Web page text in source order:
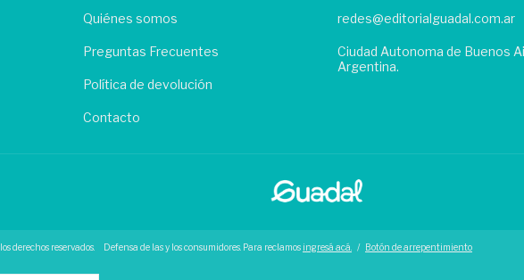
Quiénes somos
Preguntas Frecuentes
Política de devolución
Contacto
redes@editorialguadal.com.ar
Ciudad Autonoma de Buenos
Argentina.
derechos reservados. Defensa de las y los consumidores. Para reclamos ingresá acá. / Botón de arrepentimiento